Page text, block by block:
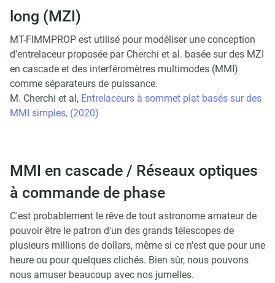
long (MZI)
MT-FIMMPROP est utilisé pour modéliser une conception
d'entrelaceur proposée par Cherchi et al. basée sur des MZI
en cascade et des interféromètres multimodes (MMI)
comme séparateurs de puissance.
M. Cherchi et al, Entrelaceurs à sommet plat basés sur des
MMI simples, (2020)
MMI en cascade / Réseaux optiques
à commande de phase
C'est probablement le rêve de tout astronome amateur de
pouvoir être le patron d'un des grands télescopes de
plusieurs millions de dollars, même si ce n'est que pour une
heure ou pour quelques clichés. Bien sûr, nous pouvons
nous amuser beaucoup avec nos jumelles.